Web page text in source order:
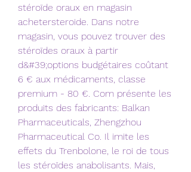
stéroïde oraux en magasin
achetersteroide. Dans notre
magasin, vous pouvez trouver des
stéroïdes oraux à partir
d&#39;options budgétaires coûtant
6 € aux médicaments, classe
premium - 80 €. Com présente les
produits des fabricants: Balkan
Pharmaceuticals, Zhengzhou
Pharmaceutical Co. Il imite les
effets du Trenbolone, le roi de tous
les stéroïdes anabolisants. Mais,